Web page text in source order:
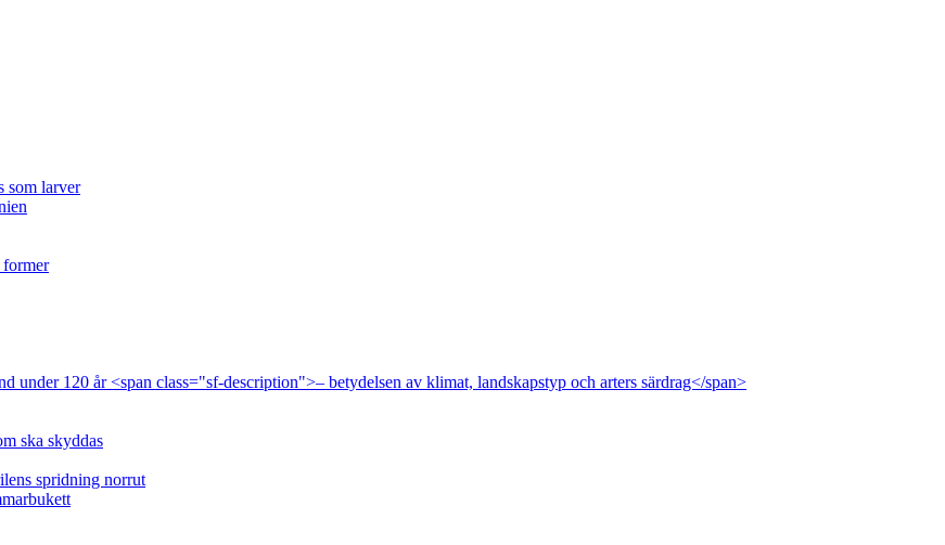
som larver
former
under 120 år <span class="sf-description">– betydelsen av klimat, landskapstyp och arters särdrag</span>
ska skyddas
spridning norrut